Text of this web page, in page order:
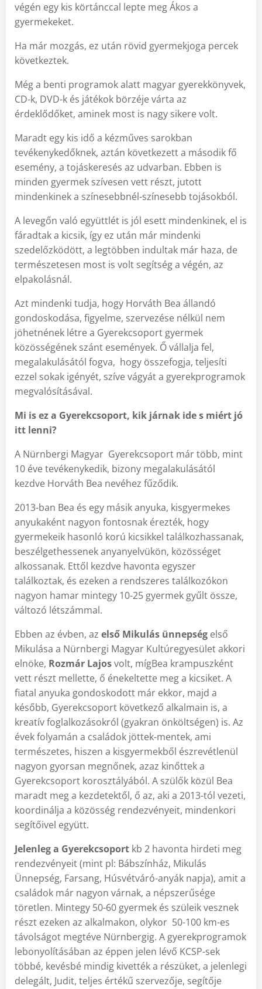
végén egy kis körtánccal lepte meg Ákos a
gyermekeket.
Ha már mozgás, ez után rövid gyermekjoga percek
következtek.
Még a benti programok alatt magyar gyerekkönyvek,
CD-k, DVD-k és játékok börzéje várta az
érdeklődőket, aminek most is nagy sikere volt.
Maradt egy kis idő a kézműves sarokban
tevékenykedőknek, aztán következett a második fő
esemény, a tojáskeresés az udvarban. Ebben is
minden gyermek szívesen vett részt, jutott
mindenkinek a színesebbnél-színesebb tojásokból.
A levegőn való együttlét is jól esett mindenkinek, el is
fáradtak a kicsik, így ez után már mindenki
szedelőzködött, a legtöbben indultak már haza, de
természetesen most is volt segítség a végén, az
elpakolásnál.
Azt mindenki tudja, hogy Horváth Bea állandó
gondoskodása, figyelme, szervezése nélkül nem
jöhetnének létre a Gyerekcsoport gyermek
közösségének szánt események. Ő vállalja fel,
megalakulásától fogva, hogy összefogja, teljesíti
ezzel sokak igényét, szíve vágyát a gyerekprogramok
megvalósításával.
Mi is ez a Gyerekcsoport, kik járnak ide s miért jó
itt lenni?
A Nürnbergi Magyar Gyerekcsoport már több, mint
10 éve tevékenykedik, bizony megalakulásától
kezdve Horváth Bea nevéhez fűződik.
2013-ban Bea és egy másik anyuka, kisgyermekes
anyukaként nagyon fontosnak érezték, hogy
gyermekeik hasonló korú kicsikkel találkozhassanak,
beszélgethessenek anyanyelvükön, közösséget
alkossanak. Ettől kezdve havonta egyszer
találkoztak, és ezeken a rendszeres találkozókon
nagyon hamar mintegy 10-25 gyermek gyűlt össze,
változó létszámmal.
Ebben az évben, az első Mikulás ünnepség első
Mikulása a Nürnbergi Magyar Kultúregyesület akkori
elnöke, Rozmár Lajosvolt, mígBea krampuszként
vett részt mellette, ő énekeltette meg a kicsiket. A
fiatal anyuka gondoskodott már ekkor, majd a
később, Gyerekcsoport következő alkalmain is, a
kreatív foglalkozásokról (gyakran önköltségen) is. Az
évek folyamán a családok jöttek-mentek, ami
természetes, hiszen a kisgyermekből észrevétlenül
nagyon gyorsan megnőnek, azaz kinőttek a
Gyerekcsoport korosztályából. A szülők közül Bea
maradt meg a kezdetektől, ő az, aki a 2013-tól vezeti,
koordinálja a közösség rendezvényeit, mindenkori
segítőivel együtt.
Jelenleg a Gyerekcsoport kb 2 havonta hirdeti meg
rendezvényeit (mint pl: Bábszínház, Mikulás
Ünnepség, Farsang, Húsvétváró-anyák napja), amit a
családok már nagyon várnak, a népszerűsége
töretlen. Mintegy 50-60 gyermek és szüleik vesznek
részt ezeken az alkalmakon, olykor 50-100 km-es
távolságot megtéve Nürnbergig. A gyerekprogramok
lebonyolításában az éppen jelen lévő KCSP-sek
többé, kevésbé mindig kivették a részüket, a jelenlegi
delegált, Judit, teljes értékű szervezője, segítője